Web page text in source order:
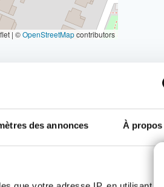
des annonces À
| ©OpenStreetMapcontributors
le